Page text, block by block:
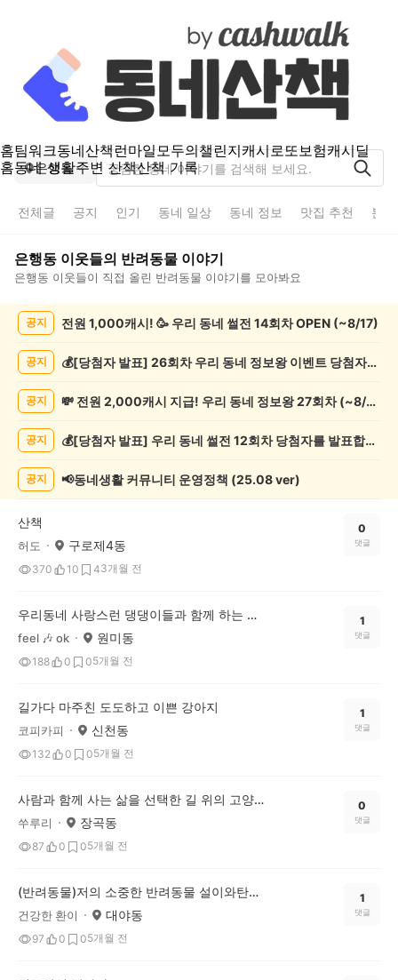
홈팀워크동네산책런마일모두의챌린지캐시로또보험캐시딜
홈동네 생활주변 산책산책 기록
은행동
전체글 공지 인기 동네 일상 동네 정보 맛집 추천 분
은행동 이웃들의 반려동물 이야기
은행동 이웃들이 직접 올린 반려동물 이야기를 모아봐요
록
공지 전원 1,000캐시! 🥳 우리 동네 썰전 14회차 OPEN (~8/17)
공지 💰[당첨자 발표] 26회차 우리 동네 정보왕 이벤트 당첨자를 발표합니다!
공지 💸 전원 2,000캐시 지급! 우리 동네 정보왕 27회차 (~8/10)
공지 💰[당첨자 발표] 우리 동네 썰전 12회차 당첨자를 발표합니다!
공지 📢동네생활 커뮤니티 운영정책 (25.08 ver)
산책
허도 구로제4동
370 10 43개월 전
0
댓글
우리동네 사랑스런 댕댕이들과 함께 하는 산책 에티켓
feel 🎶 ok 원미동
188 0 05개월 전
1
댓글
길가다 마주친 도도하고 이쁜 강아지
코피카피 신천동
132 0 05개월 전
1
댓글
사람과 함께 사는 삶을 선택한 길 위의 고양이들
쑤루리 장곡동
87 0 05개월 전
0
댓글
(반려동물)저의 소중한 반려동물 설이와탄이 입니다!
건강한 환이 대야동
97 0 05개월 전
1
댓글